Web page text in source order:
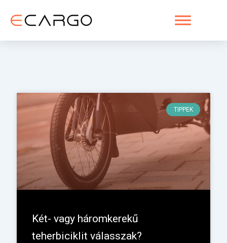
TIPPEK
Két- vagy háromkerekű
teherbiciklit válasszak?